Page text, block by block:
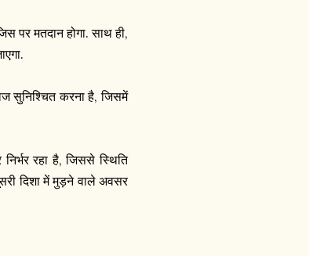
पर मतदान होगा. साथ ही,
सुनिश्चित करना है, जिसमें
रहा है, जिससे स्थिति
दिशा में मुड़ने वाले अवसर